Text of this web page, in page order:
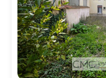
nos
honoraires
contact